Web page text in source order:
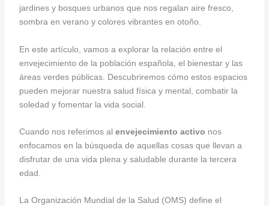
jardines y bosques urbanos que nos regalan aire fresco,
sombra en verano y colores vibrantes en otoño.
En este artículo, vamos a explorar la relación entre el
envejecimiento de la población española, el bienestar y las
áreas verdes públicas. Descubriremos cómo estos espacios
pueden mejorar nuestra salud física y mental, combatir la
soledad y fomentar la vida social.
Cuando nos referimos al envejecimiento activo nos
enfocamos en la búsqueda de aquellas cosas que llevan a
disfrutar de una vida plena y saludable durante la tercera
edad.
La Organización Mundial de la Salud (OMS) define el